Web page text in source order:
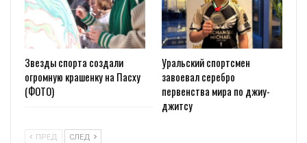
Звезды спорта создали
огромную крашенку на Пасху
(ФОТО)
Уральский спортсмен
завоевал серебро
первенства мира по джиу-
джитсу
ПРЕД СЛЕД